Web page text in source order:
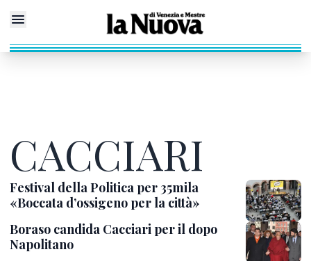
CACCIARI
Festival della Politica per 35mila
«Boccata d’ossigeno per la città»
Boraso candida Cacciari per il dopo
Napolitano